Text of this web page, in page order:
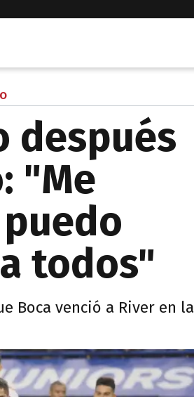
después
"Me
todos"
Boca venció a River en la